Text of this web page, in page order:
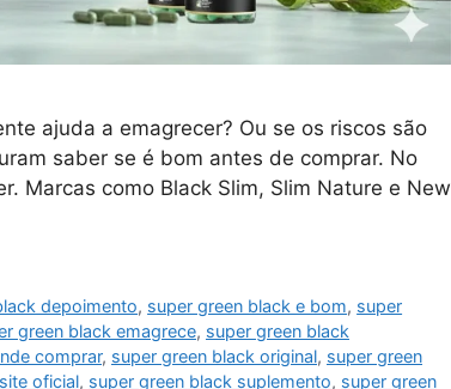
ajuda a emagrecer? Ou se os riscos são
saber se é bom antes de comprar. No
Marcas como Black Slim, Slim Nature e New
depoimento, super green black e bom, super
green black emagrece, super green black
comprar, super green black original, super green
oficial, super green black suplemento, super green